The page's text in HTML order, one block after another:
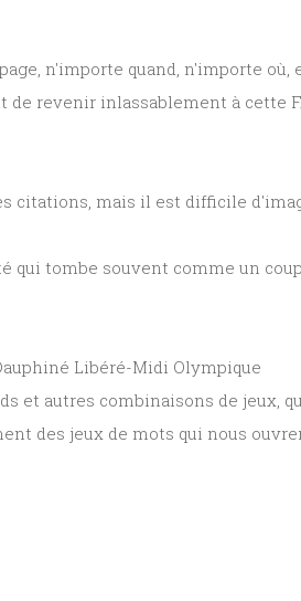
n'importe quand, n'importe où,
revenir inlassablement à cette
citations, mais il est difficile
qui tombe souvent comme un
Libéré-Midi Olympique
et autres combinaisons de jeux,
des jeux de mots qui nous